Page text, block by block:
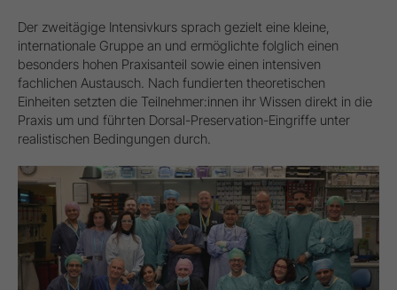
Der zweitägige Intensivkurs sprach gezielt eine kleine,
internationale Gruppe an und ermöglichte folglich einen
besonders hohen Praxisanteil sowie einen intensiven
fachlichen Austausch. Nach fundierten theoretischen
Einheiten setzten die Teilnehmer:innen ihr Wissen direkt in die
Praxis um und führten Dorsal-Preservation-Eingriffe unter
realistischen Bedingungen durch.